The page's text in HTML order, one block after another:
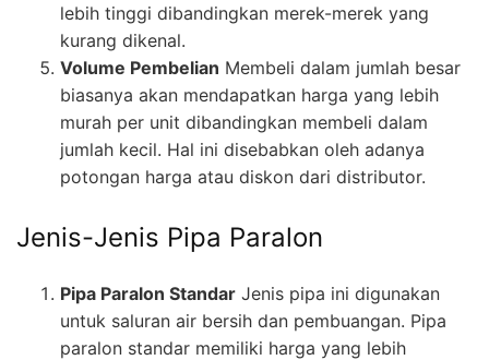
lebih tinggi dibandingkan merek-merek yang
kurang dikenal.
Volume Pembelian Membeli dalam jumlah besar
biasanya akan mendapatkan harga yang lebih
murah per unit dibandingkan membeli dalam
jumlah kecil. Hal ini disebabkan oleh adanya
potongan harga atau diskon dari distributor.
Jenis-Jenis Pipa Paralon
Pipa Paralon Standar Jenis pipa ini digunakan
untuk saluran air bersih dan pembuangan. Pipa
paralon standar memiliki harga yang lebih